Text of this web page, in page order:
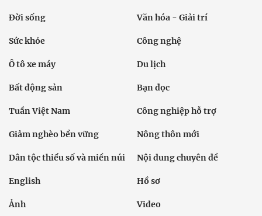
Đời sống Văn hóa - Giải trí
Sức khỏe Công nghệ
Ô tô xe máy Du lịch
Bất động sản Bạn đọc
Tuần Việt Nam Công nghiệp hỗ trợ
Giảm nghèo bền vững Nông thôn mới
Dân tộc thiểu số và miền núi Nội dung chuyên đề
English Hồ sơ
Ảnh Video